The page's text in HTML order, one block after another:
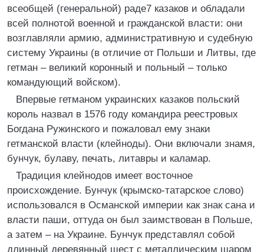
всеобщей (генеральной) раде7 казаков и обладали
всей полнотой военной и гражданской власти: они
возглавляли армию, административную и судебную
систему Украины (в отличие от Польши и Литвы, где
гетман – великий коронный и польный – только
командующий войском).
Впервые гетманом украинских казаков польский
король назвал в 1576 году командира реестровых
Богдана Ружинского и пожаловал ему знаки
гетманской власти (клейноды). Они включали знамя,
бунчук, булаву, печать, литавры и каламар.
Традиция клейнодов имеет восточное
происхождение. Бунчук (крымско-татарское слово)
использовался в Османской империи как знак сана и
власти паши, оттуда он был заимствован в Польше,
а затем – на Украине. Бунчук представлял собой
длинный деревянный шест с металлическим шаром